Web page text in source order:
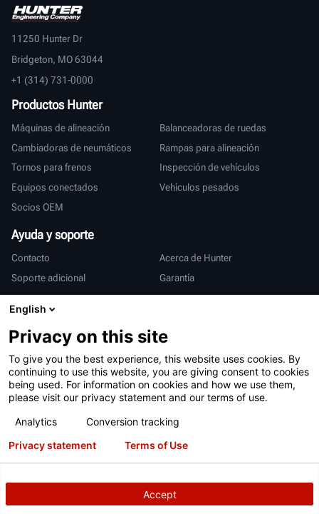
11250 Hunter Dr
Bridgeton, MO 63044
+1 (314) 731-0000
Productos Hunter
Máquinas de alineación
Balanceadoras de ruedas
Cambiadoras de neumáticos
Rampas para alineación
Tornos para frenos
Inspección de vehículos
Equipos conectados
Vehículos pesados
Socios OEM
Ayuda y soporte
Contacto
Acerca de Hunter
Soporte adicional
Garantía
Internacional
Ventas y servicio
Condiciones de uso Declaración de privacidad
Iniciar sesión
© 2026 Hunter Engineering Company.
derechos reservados.
English
Privacy on this site
To give you the best experience, this website uses cookies. By
continuing to use this website, you are giving consent to cookies
being used. For information on cookies and how we use them,
please visit our privacy statement and our terms of use.
Analytics
Conversion tracking
Accept
Privacy statement Terms of Use